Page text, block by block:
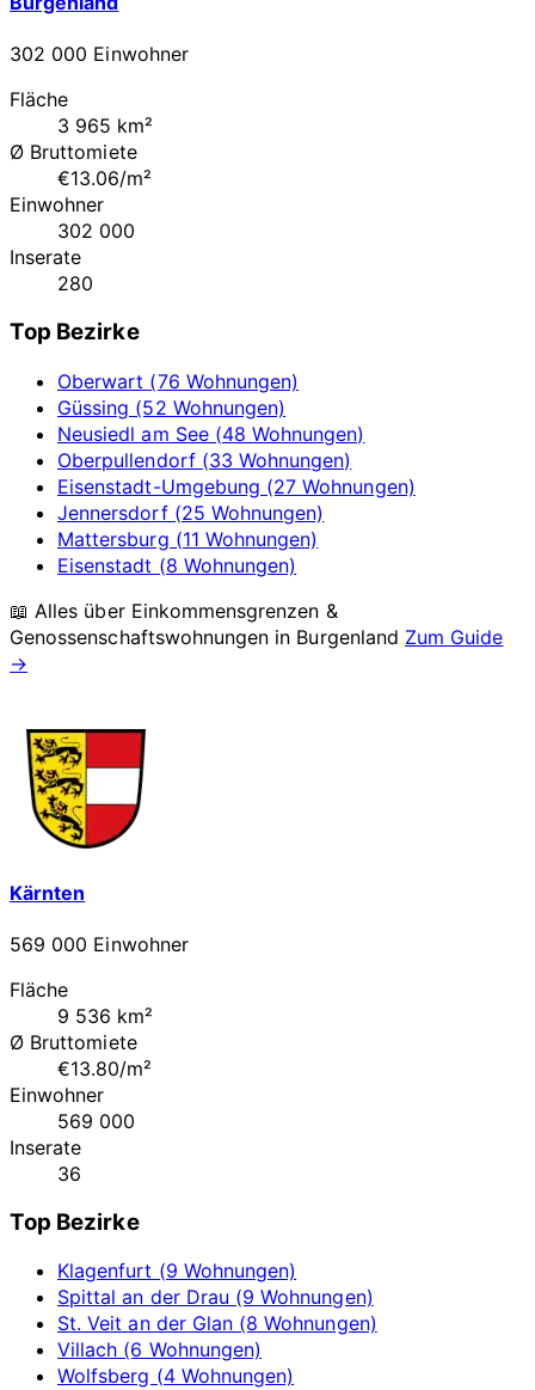
302 000 Einwohner
Fläche
3 965 km²
Ø Bruttomiete
€13.06/m²
Einwohner
302 000
Inserate
280
Top Bezirke
Oberwart (76 Wohnungen)
Güssing (52 Wohnungen)
Neusiedl am See (48 Wohnungen)
Oberpullendorf (33 Wohnungen)
Eisenstadt-Umgebung (27 Wohnungen)
Jennersdorf (25 Wohnungen)
Mattersburg (11 Wohnungen)
Eisenstadt (8 Wohnungen)
📖 Alles über Einkommensgrenzen &
Genossenschaftswohnungen in Burgenland Zum Guide
→
Kärnten
569 000 Einwohner
Fläche
9 536 km²
Ø Bruttomiete
€13.80/m²
Einwohner
569 000
Inserate
36
Top Bezirke
Klagenfurt (9 Wohnungen)
Spittal an der Drau (9 Wohnungen)
St. Veit an der Glan (8 Wohnungen)
Villach (6 Wohnungen)
Wolfsberg (4 Wohnungen)